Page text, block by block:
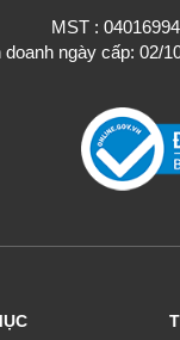
MST :
doanh ngày cấp: 02/